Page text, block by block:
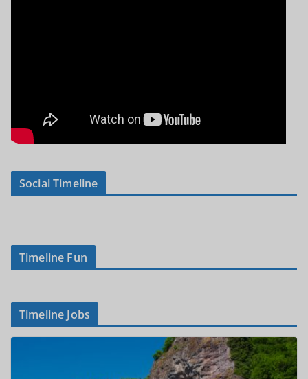
Social Timeline
Timeline Fun
Timeline Jobs